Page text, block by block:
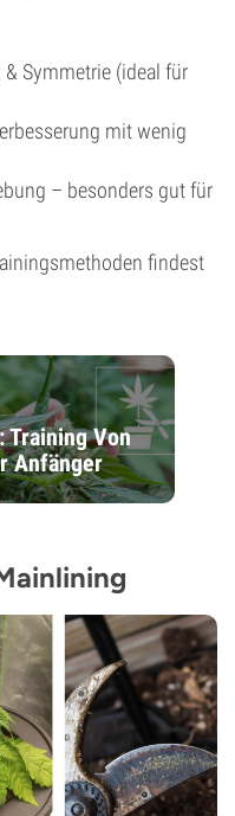
& Symmetrie (ideal für
mit wenig
– besonders gut für
findest
Training Von
Anfänger